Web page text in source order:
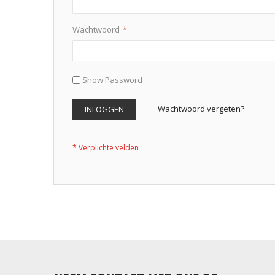
Wachtwoord
Show Password
INLOGGEN Wachtwoord vergeten?